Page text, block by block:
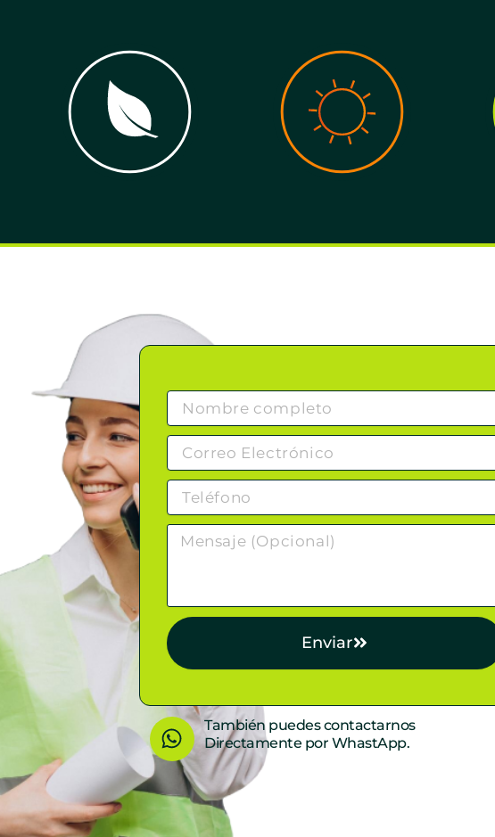
Enviar
W
h
a
t
También puedes contactarnos
Directamente por WhastApp.